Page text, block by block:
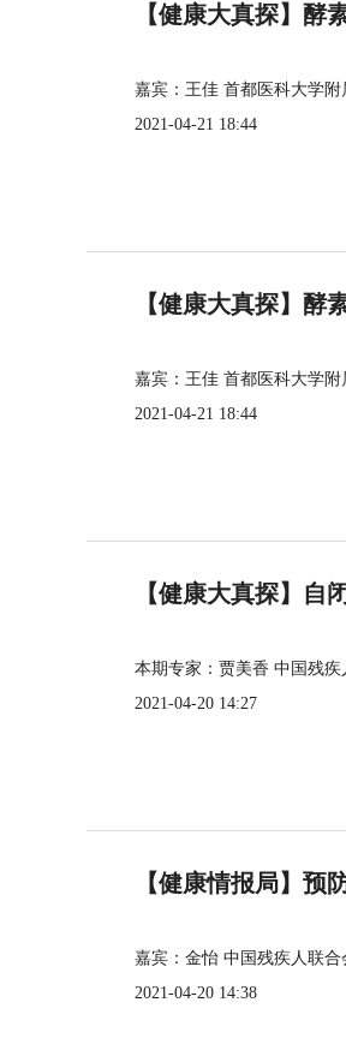
【健康大真探】酵
嘉宾：王佳 首都医科大学
2021-04-21 18:44
【健康大真探】酵
嘉宾：王佳 首都医科大学
2021-04-21 18:44
【健康大真探】自
本期专家：贾美香 中国残
2021-04-20 14:27
【健康情报局】预
嘉宾：金怡 中国残疾人联
2021-04-20 14:38